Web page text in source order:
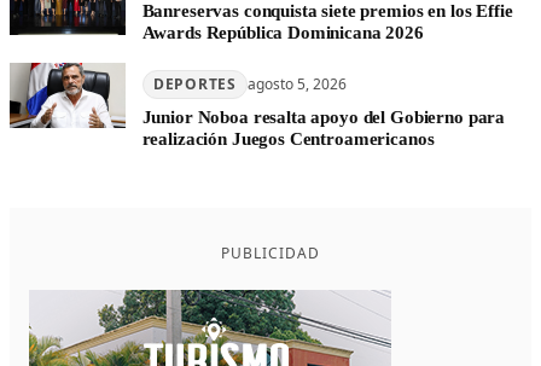
Banreservas conquista siete premios en los Effie
Awards República Dominicana 2026
DEPORTES agosto 5, 2026
Junior Noboa resalta apoyo del Gobierno para
realización Juegos Centroamericanos
PUBLICIDAD